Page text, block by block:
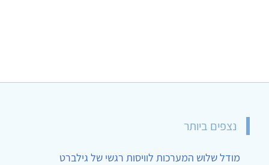
נצפים ביותר
מודל שלוש המערכות לוויסות רגשי של גילברט